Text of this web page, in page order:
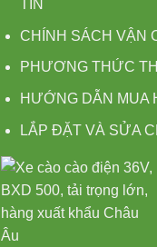
TIN
CHÍNH SÁCH VẬN
PHƯƠNG THỨC
HƯỚNG DẪN MUA
LẮP ĐẶT VÀ SỬA